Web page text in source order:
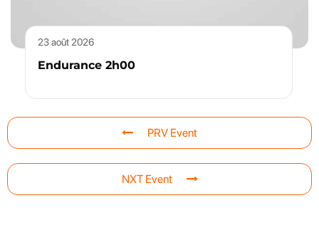
23 août 2026
Endurance 2h00
PRV Event
NXT Event